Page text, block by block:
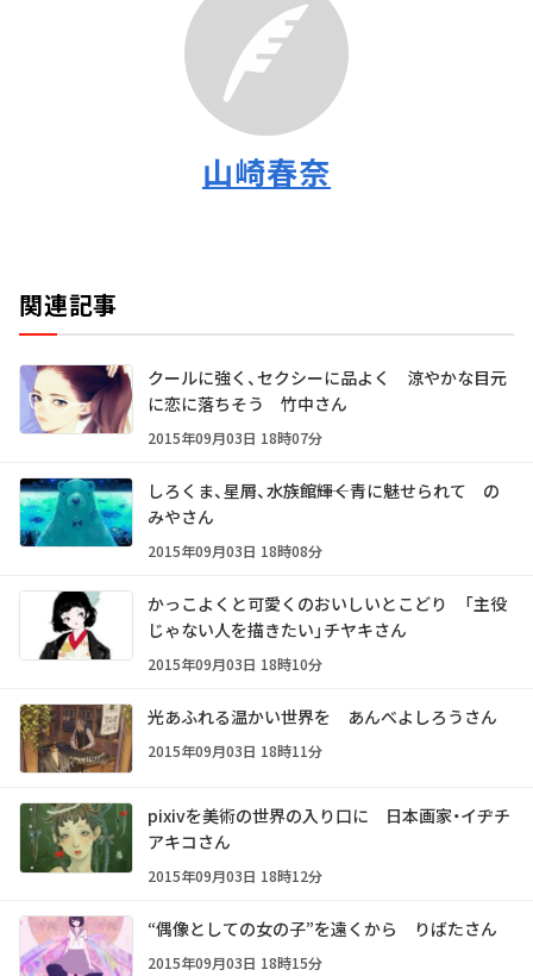
山崎春奈
関連記事
クールに強く、セクシーに品よく 涼やかな目元
に恋に落ちそう 竹中さん
2015年09月03日 18時07分
しろくま、星屑、水族館――輝く青に魅せられて の
みやさん
2015年09月03日 18時08分
かっこよくと可愛くのおいしいとこどり 「主役
じゃない人を描きたい」チヤキさん
2015年09月03日 18時10分
光あふれる温かい世界を あんべよしろうさん
2015年09月03日 18時11分
pixivを美術の世界の入り口に 日本画家・イヂチ
アキコさん
2015年09月03日 18時12分
“偶像としての女の子”を遠くから りばたさん
2015年09月03日 18時15分